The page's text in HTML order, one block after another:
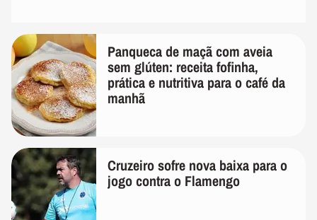
Panqueca de maçã com aveia
sem glúten: receita fofinha,
prática e nutritiva para o café da
manhã
Cruzeiro sofre nova baixa para o
jogo contra o Flamengo